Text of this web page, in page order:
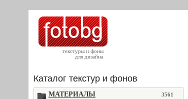
текстуры и фоны
для дизайна
Каталог текстур и фонов
МАТЕРИАЛЫ 3561